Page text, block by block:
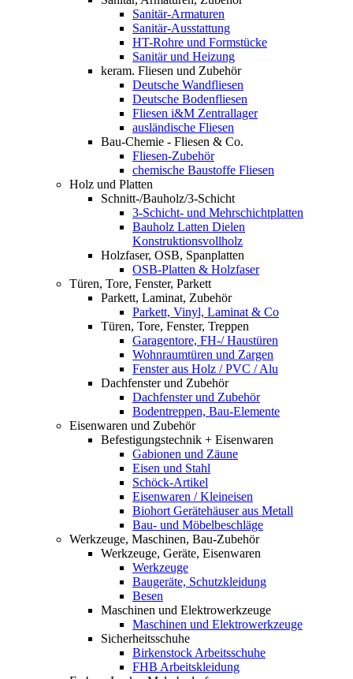
Sanitär-Armaturen
Sanitär-Ausstattung
HT-Rohre und Formstücke
Sanitär und Heizung
keram. Fliesen und Zubehör
Deutsche Wandfliesen
Deutsche Bodenfliesen
Fliesen i&M Zentrallager
ausländische Fliesen
Bau-Chemie - Fliesen & Co.
Fliesen-Zubehör
chemische Baustoffe Fliesen
Holz und Platten
Schnitt-/Bauholz/3-Schicht
3-Schicht- und Mehrschichtplatten
Bauholz Latten Dielen
Konstruktionsvollholz
Holzfaser, OSB, Spanplatten
OSB-Platten & Holzfaser
Türen, Tore, Fenster, Parkett
Parkett, Laminat, Zubehör
Parkett, Vinyl, Laminat & Co
Türen, Tore, Fenster, Treppen
Garagentore, FH-/ Haustüren
Wohnraumtüren und Zargen
Fenster aus Holz / PVC / Alu
Dachfenster und Zubehör
Dachfenster und Zubehör
Bodentreppen, Bau-Elemente
Eisenwaren und Zubehör
Befestigungstechnik + Eisenwaren
Gabionen und Zäune
Eisen und Stahl
Schöck-Artikel
Eisenwaren / Kleineisen
Biohort Gerätehäuser aus Metall
Bau- und Möbelbeschläge
Werkzeuge, Maschinen, Bau-Zubehör
Werkzeuge, Geräte, Eisenwaren
Werkzeuge
Baugeräte, Schutzkleidung
Besen
Maschinen und Elektrowerkzeuge
Maschinen und Elektrowerkzeuge
Sicherheitsschuhe
Birkenstock Arbeitsschuhe
FHB Arbeitskleidung